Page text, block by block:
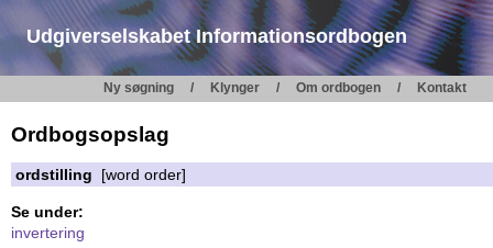
Udgiverselskabet Informationsordbogen
Ny søgning Klynger Om ordbogen Kontakt
Ordbogsopslag
ordstilling [word order]
Se under:
invertering